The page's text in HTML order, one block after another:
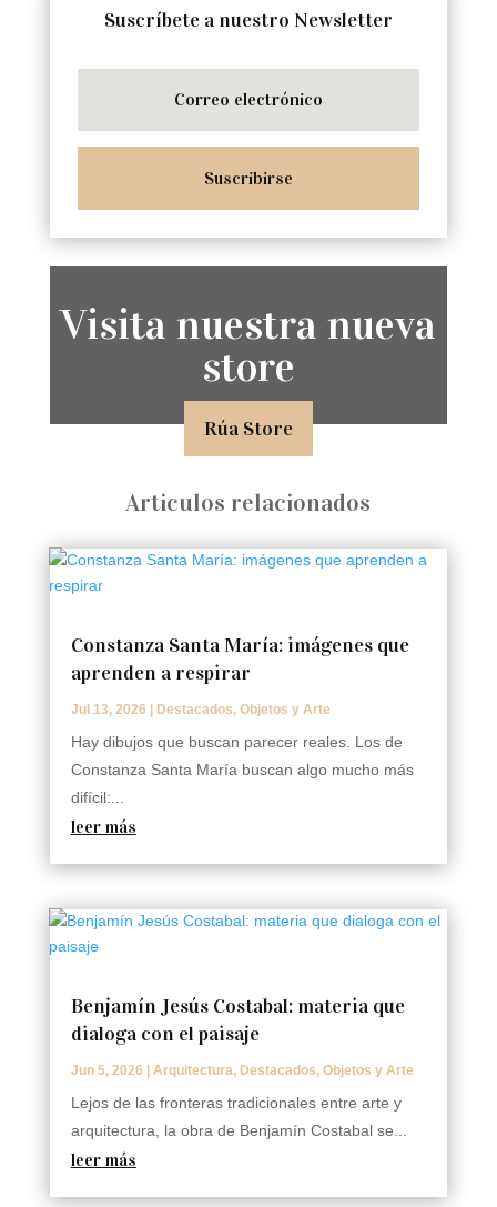
Suscríbete a nuestro Newsletter
Suscribirse
Visita nuestra nueva
store
Rúa Store
Articulos relacionados
Constanza Santa María: imágenes que
aprenden a respirar
Jul 13, 2026 | Destacados, Objetos y Arte
Hay dibujos que buscan parecer reales. Los de
Constanza Santa María buscan algo mucho más
difícil:...
leer más
Benjamín Jesús Costabal: materia que
dialoga con el paisaje
Jun 5, 2026 | Arquitectura, Destacados, Objetos y Arte
Lejos de las fronteras tradicionales entre arte y
arquitectura, la obra de Benjamín Costabal se...
leer más